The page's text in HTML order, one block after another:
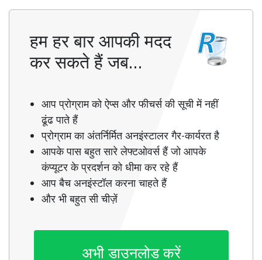
हम हर बार आपकी मदद
कर सकते हैं जब…
आप प्रोग्राम को ऐप्स और फीचर्स की सूची में नहीं
ढूंढ पाते हैं
प्रोग्राम का अंतर्निर्मित अनइंस्टालर गैर-कार्यरत है
आपके पास बहुत सारे लेफ्टओवर्स हैं जो आपके
कंप्यूटर के प्रदर्शन को धीमा कर रहे हैं
आप बैच अनइंस्टॉल करना चाहते हैं
और भी बहुत सी चीज़ें
अभी डाउनलोड करें